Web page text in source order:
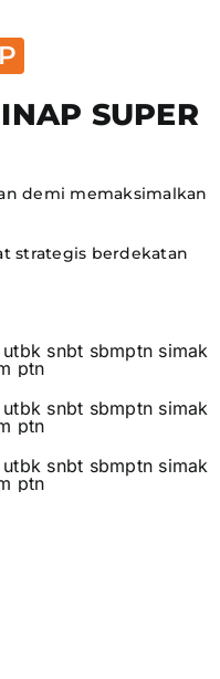
SUPER
demi memaksimalkan
strategis berdekatan